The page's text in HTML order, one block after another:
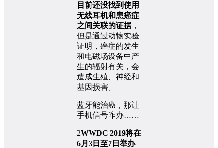
目前还没找到使用
无线耳机和患癌症
之间关联的证据，
但是通过动物实验
证明，癌症的发生
和电磁场设备中产
生的辐射有关，会
造成生殖、神经和
基因损害。
蓝牙能治癌，那让
手机信号咋办……
2WWDC 2019将在
6月3日至7日举办